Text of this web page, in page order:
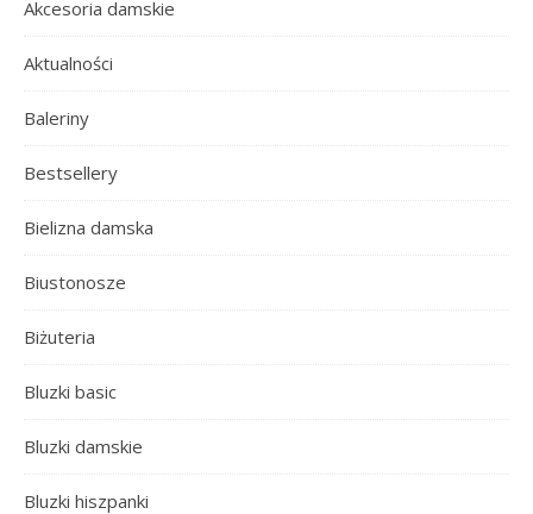
Akcesoria damskie
Aktualności
Baleriny
Bestsellery
Bielizna damska
Biustonosze
Biżuteria
Bluzki basic
Bluzki damskie
Bluzki hiszpanki